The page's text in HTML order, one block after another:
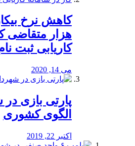
هزار متقاضی
کاریابی ثبت
می 14, 2020
پارتی بازی
الگوی کشوری
اکتبر 22, 2019